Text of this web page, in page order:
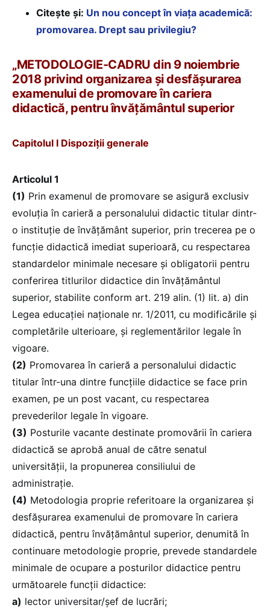
Citește și: Un nou concept în viața academică:
promovarea. Drept sau privilegiu?
„METODOLOGIE-CADRU din 9 noiembrie
2018 privind organizarea și desfășurarea
examenului de promovare în cariera
didactică, pentru învățământul superior
Capitolul I Dispoziții generale
Articolul 1
(1) Prin examenul de promovare se asigură exclusiv
evoluția în carieră a personalului didactic titular dintr-
o instituție de învățământ superior, prin trecerea pe o
funcție didactică imediat superioară, cu respectarea
standardelor minimale necesare și obligatorii pentru
conferirea titlurilor didactice din învățământul
superior, stabilite conform art. 219 alin. (1) lit. a) din
Legea educației naționale nr. 1/2011, cu modificările și
completările ulterioare, și reglementărilor legale în
vigoare.
(2) Promovarea în carieră a personalului didactic
titular într-una dintre funcțiile didactice se face prin
examen, pe un post vacant, cu respectarea
prevederilor legale în vigoare.
(3) Posturile vacante destinate promovării în cariera
didactică se aprobă anual de către senatul
universității, la propunerea consiliului de
administrație.
(4) Metodologia proprie referitoare la organizarea și
desfășurarea examenului de promovare în cariera
didactică, pentru învățământul superior, denumită în
continuare metodologie proprie, prevede standardele
minimale de ocupare a posturilor didactice pentru
următoarele funcții didactice:
a) lector universitar/șef de lucrări;